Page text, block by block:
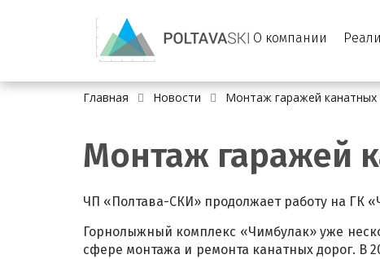
О компании
Главная Новости Монтаж гаражей канатных
Монтаж гаражей
ЧП «Полтава-СКИ» продолжает работу на ГК
Горнолыжный комплекс «Чимбулак» уже
сфере монтажа и ремонта канатных дорог. В